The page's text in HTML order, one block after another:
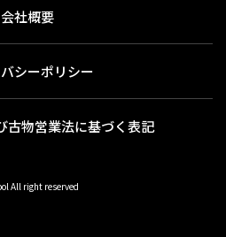
会社概要
シーポリシー
古物営業法に基づく表記
All right reserved